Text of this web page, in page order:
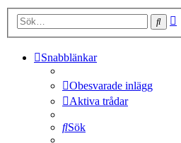
Sök
Snabblänkar
Obesvarade inlägg
Aktiva trådar
Sök